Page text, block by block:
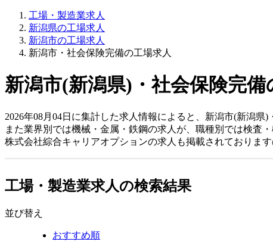
工場・製造業求人
新潟県の工場求人
新潟市の工場求人
新潟市・社会保険完備の工場求人
新潟市(新潟県)・社会保険完
2026年08月04日に集計した求人情報によると、新潟市(新潟県
また業界別では機械・金属・鉄鋼の求人が、職種別では検査
株式会社綜合キャリアオプションの求人も掲載されておりま
工場・製造業求人の検索結果
並び替え
おすすめ順